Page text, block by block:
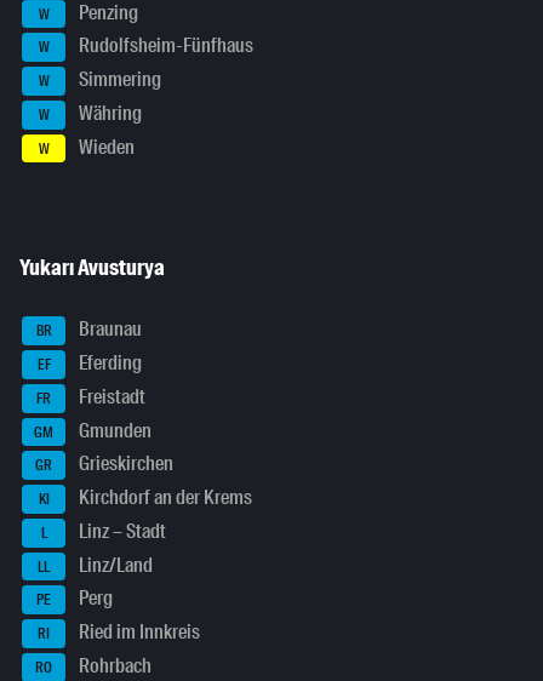
W Penzing
W Rudolfsheim-Fünfhaus
W Simmering
W Währing
W Wieden
Yukarı Avusturya
BR Braunau
EF Eferding
FR Freistadt
GM Gmunden
GR Grieskirchen
KI Kirchdorf an der Krems
L Linz – Stadt
LL Linz/Land
PE Perg
RI Ried im Innkreis
RO Rohrbach